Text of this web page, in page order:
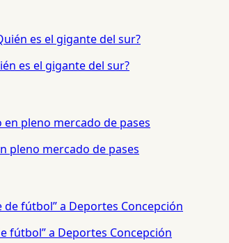
es el gigante del sur?
pleno mercado de pases
fútbol” a Deportes Concepción